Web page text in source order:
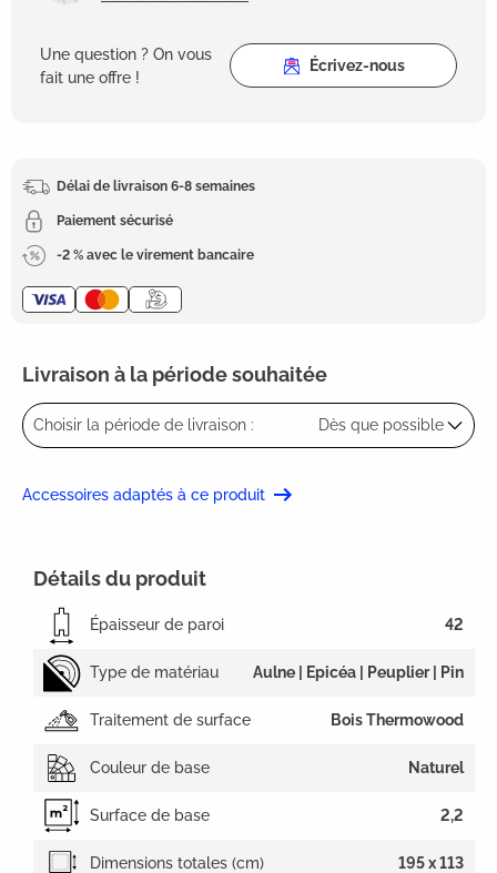
Une question ? On vous
fait une offre !
Écrivez-nous
Délai de livraison 6-8 semaines
Paiement sécurisé
-2 % avec le virement bancaire
Livraison à la période souhaitée
Choisir la période de livraison : Dès que possible
Accessoires adaptés à ce produit
Détails du produit
Épaisseur de paroi 42
Type de matériau Aulne | Epicéa | Peuplier | Pin
Traitement de surface Bois Thermowood
Couleur de base Naturel
Surface de base 2,2
Dimensions totales (cm) 195 x 113